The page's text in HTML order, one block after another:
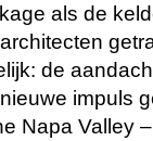
als de
de
impuls
Napa Valley